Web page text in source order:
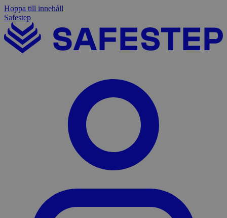
Hoppa till innehåll
Safestep